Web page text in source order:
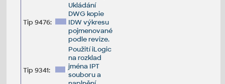
Tip 9476:
Ukládání
DWG kopie
IDW výkresu
pojmenované
podle revize.
Tip 9341:
Použití iLogic
na rozklad
jména IPT
souboru a